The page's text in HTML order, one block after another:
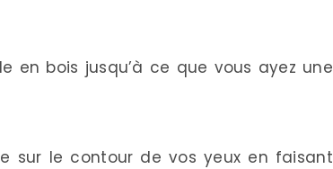
en bois jusqu’à ce que vous ayez une
sur le contour de vos yeux en faisant